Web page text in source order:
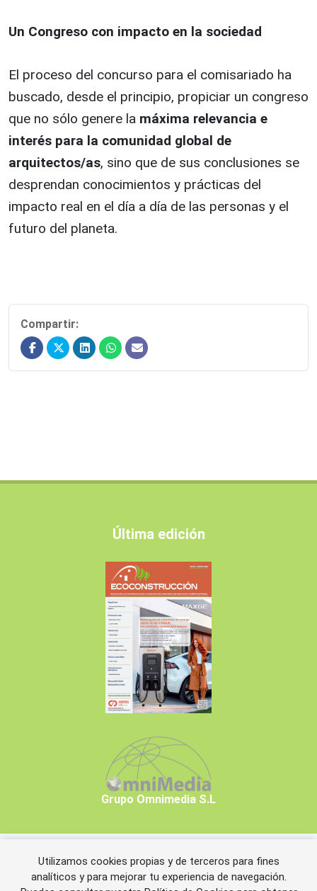
Utilizamos cookies propias y de terceros para fines
analíticos y para mejorar tu experiencia de navegación.
Un Congreso con impacto en la sociedad
El proceso del concurso para el comisariado ha
buscado, desde el principio, propiciar un congreso
que no sólo genere la máxima relevancia e
interés para la comunidad global de
arquitectos/as, sino que de sus conclusiones se
desprendan conocimientos y prácticas del
impacto real en el día a día de las personas y el
futuro del planeta.
Compartir:
Última edición
Grupo Omnimedia S.L
Copyrights © 2026 Grupo Omnimedia S.L.